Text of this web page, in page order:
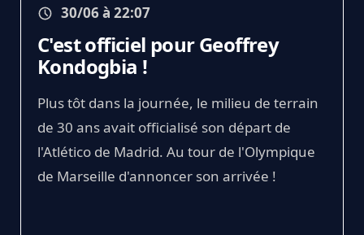
30/06 à 22:07
C'est officiel pour Geoffrey
Kondogbia !
Plus tôt dans la journée, le milieu de terrain
de 30 ans avait officialisé son départ de
l'Atlético de Madrid. Au tour de l'Olympique
de Marseille d'annoncer son arrivée !